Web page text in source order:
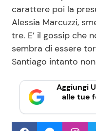
carattere poi la
Alessia Marcuzzi,
tre. E’ il gossip che
sembra di essere
Santiago intanto
Aggiungi
alle tue